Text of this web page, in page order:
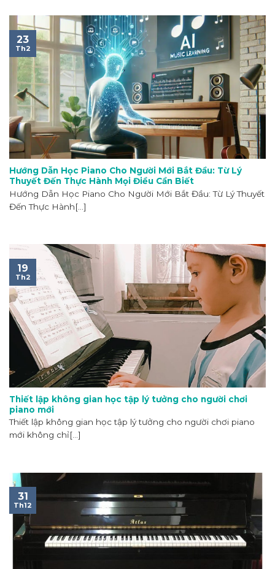
Hướng Dẫn Học Piano Cho Người Mới Bắt Đầu: Từ Lý
Thuyết Đến Thực Hành Mọi Điều Cần Biết
Hướng Dẫn Học Piano Cho Người Mới Bắt Đầu: Từ Lý Thuyết
Đến Thực Hành[...]
23
Th2
Thiết lập không gian học tập lý tưởng cho người chơi
piano mới
Thiết lập không gian học tập lý tưởng cho người chơi piano
mới không chỉ[...]
19
Th2
31
Th12